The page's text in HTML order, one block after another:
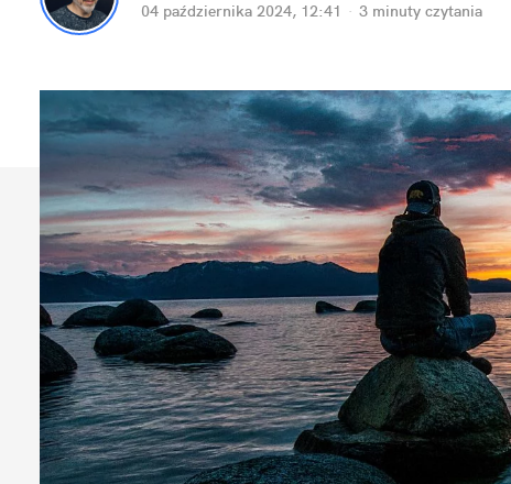
04 października 2024, 12:41 · 3 minuty czytania